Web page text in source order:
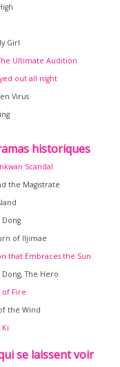
Girl
Ultimate Audition
out all night
Virus
historiques
Scandal
the Magistrate
Dong
of Iljimae
that Embraces the Sun
Dong, The Hero
of Fire
the Wind
Ki
se laissent voir